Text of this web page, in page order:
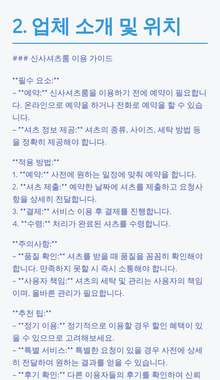
2. 업체 소개 및 위치
### 신사셔츠룸 이용 가이드
**필수 요소:**
– **예약:** 신사셔츠룸을 이용하기 전에 예약이 필요합니
다. 온라인으로 예약을 하거나 전화로 예약을 할 수 있습
니다.
– **셔츠 정보 제공:** 셔츠의 종류, 사이즈, 세탁 방법 등
을 정확히 제공해야 합니다.
**적용 방법:**
1. **예약:** 사전에 원하는 일정에 맞춰 예약을 합니다.
2. **셔츠 제출:** 예약한 날짜에 셔츠를 제출하고 요청사
항을 상세히 전달합니다.
3. **결제:** 서비스 이용 후 결제를 진행합니다.
4. **수령:** 처리가 완료된 셔츠를 수령합니다.
**주의사항:**
– **품질 확인:** 셔츠를 받을 때 품질을 꼼꼼히 확인해야
합니다. 만족하지 못할 시 즉시 소통해야 합니다.
– **사용자 책임:** 셔츠의 세탁 및 관리는 사용자의 책임
이며, 올바른 관리가 필요합니다.
**추천 팁:**
– **정기 이용:** 정기적으로 이용할 경우 할인 혜택이 있
을 수 있으므로 고려해보세요.
– **특별 서비스:** 특별한 요청이 있을 경우 사전에 상세
히 전달하여 원하는 결과를 얻을 수 있습니다.
– **후기 확인:** 다른 이용자들의 후기를 확인하여 신뢰